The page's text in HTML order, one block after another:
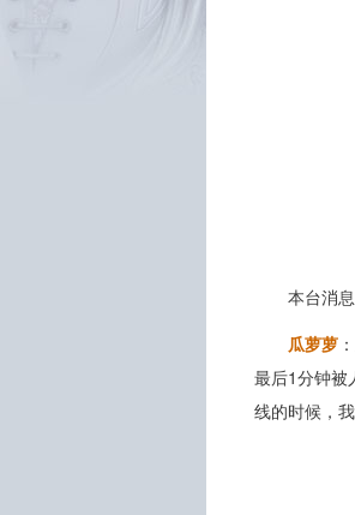
本台消
瓜萝萝
最后1分钟被
线的时候，